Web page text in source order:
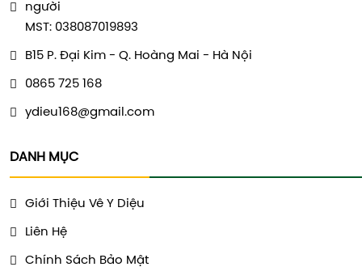
người
MST: 038087019893
B15 P. Đại Kim - Q. Hoàng Mai - Hà Nội
0865 725 168
ydieu168@gmail.com
DANH MỤC
Giới Thiệu Vê Y Diệu
Liên Hệ
Chính Sách Bảo Mật